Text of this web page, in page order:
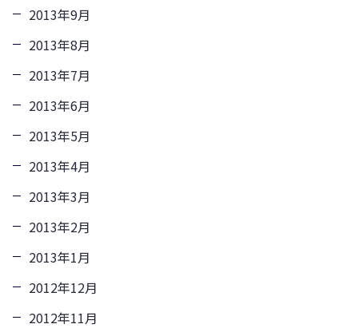
2013年9月
2013年8月
2013年7月
2013年6月
2013年5月
2013年4月
2013年3月
2013年2月
2013年1月
2012年12月
2012年11月